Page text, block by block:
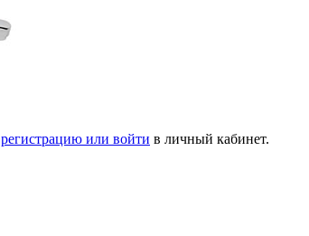
регистрацию или войти в личный кабинет.